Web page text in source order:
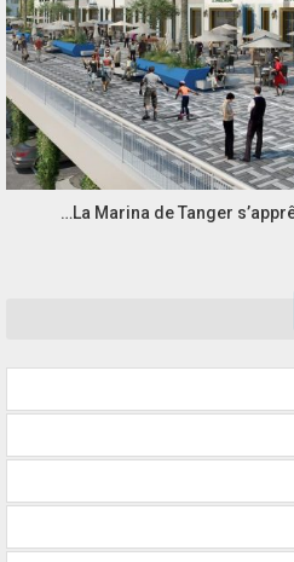
La Marina de Tanger